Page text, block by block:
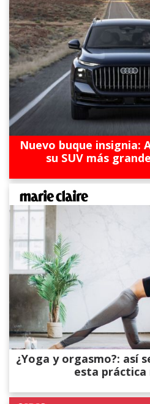
Nuevo buque insignia:
su SUV más
¿Yoga y orgasmo?: así
esta práctica